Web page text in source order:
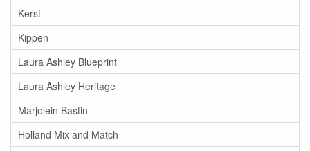
Kerst
Kippen
Laura Ashley Blueprint
Laura Ashley Heritage
Marjolein Bastin
Holland Mix and Match